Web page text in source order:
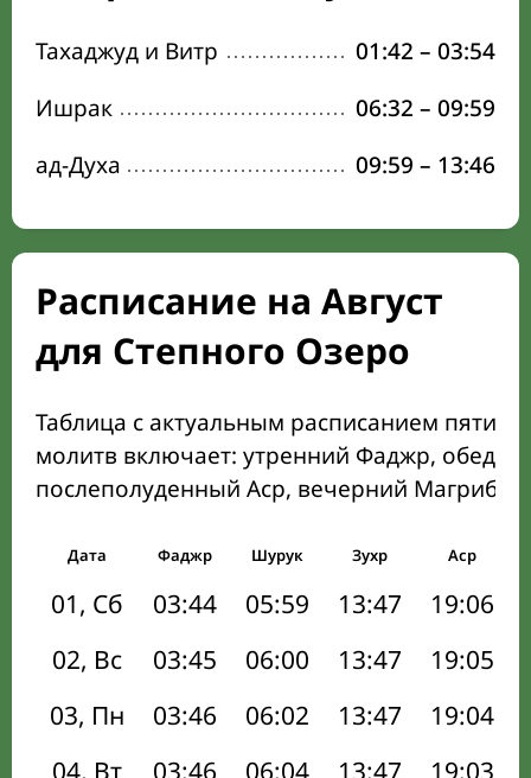
Тахаджуд и Витр 01:42 – 03:54
Ишрак
06:32 – 09:59
ад-Духа
09:59 – 13:46
Расписание на Август
для Степного Озеро
Таблица с актуальным расписанием пяти
молитв включает: утренний Фаджр,
послеполуденный Аср, вечерний Магриб
Дата Фаджр Шурук Зухр Аср
01, Сб 03:44 05:59 13:47 19:06
02, Вс
03:45 06:00 13:47 19:05
03, Пн
03:46 06:02 13:47 19:04
04, Вт
03:46 06:04 13:47 19:03